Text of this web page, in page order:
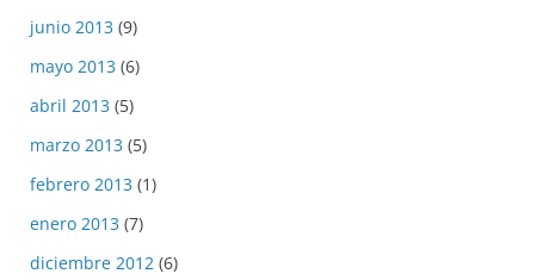
junio 2013 (9)
mayo 2013 (6)
abril 2013 (5)
marzo 2013 (5)
febrero 2013 (1)
enero 2013 (7)
diciembre 2012 (6)